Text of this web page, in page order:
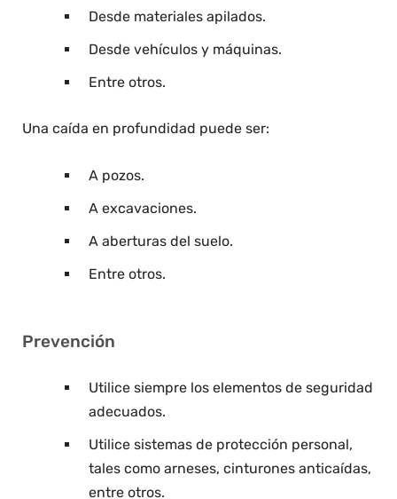
Desde materiales apilados.
Desde vehículos y máquinas.
Entre otros.
Una caída en profundidad puede ser:
A pozos.
A excavaciones.
A aberturas del suelo.
Entre otros.
Prevención
Utilice siempre los elementos de seguridad
adecuados.
Utilice sistemas de protección personal,
tales como arneses, cinturones anticaídas,
entre otros.